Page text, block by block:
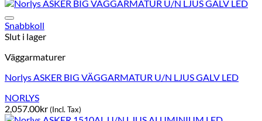
Snabbkoll
Slut i lager
Väggarmaturer
Norlys ASKER BIG VÄGGARMATUR U/N LJUS GALV LED
NORLYS
2,057.00kr(Incl. Tax)